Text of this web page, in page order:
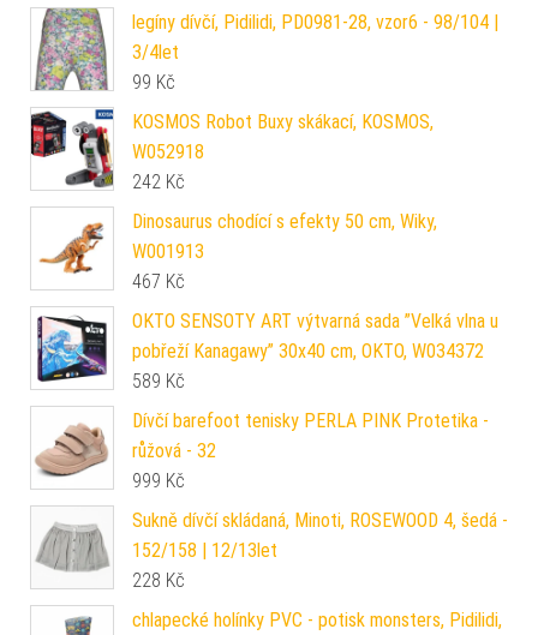
legíny dívčí, Pidilidi, PD0981-28, vzor6 - 98/104 |
3/4let
99 Kč
KOSMOS Robot Buxy skákací, KOSMOS,
W052918
242 Kč
Dinosaurus chodící s efekty 50 cm, Wiky,
W001913
467 Kč
OKTO SENSOTY ART výtvarná sada ”Velká vlna u
pobřeží Kanagawy” 30x40 cm, OKTO, W034372
589 Kč
Dívčí barefoot tenisky PERLA PINK Protetika -
růžová - 32
999 Kč
Sukně dívčí skládaná, Minoti, ROSEWOOD 4, šedá -
152/158 | 12/13let
228 Kč
chlapecké holínky PVC - potisk monsters, Pidilidi,